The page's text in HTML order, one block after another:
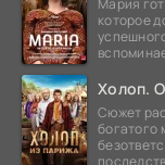
которое
Холоп.
Сюжет
богатого